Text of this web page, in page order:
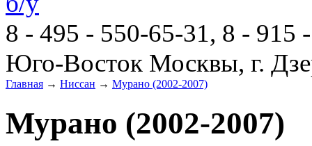
8 - 495 - 550-65-31, 8 - 915
Юго-Восток Москвы, г.
Главная → Ниссан → Мурано (2002-2007)
Мурано (2002-2007)